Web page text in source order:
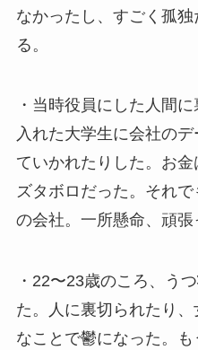
なかったし、すごく孤
る。
・当時役員にした人間
入れた大学生に会社の
ていかれたりした。お
ズタボロだった。それ
の会社。一所懸命、頑張
・22〜23歳のころ、う
た。人に裏切られたり
なことで鬱になった。